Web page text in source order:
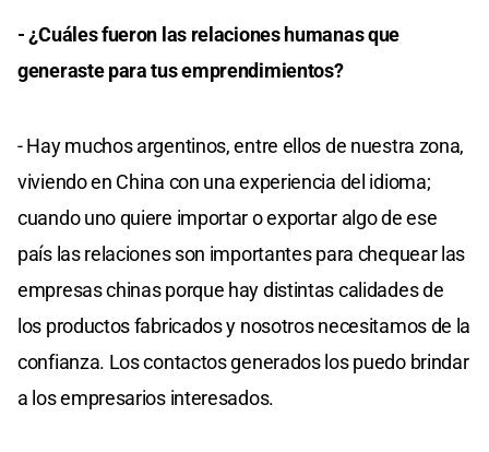
- ¿Cuáles fueron las relaciones humanas que
generaste para tus emprendimientos?
- Hay muchos argentinos, entre ellos de nuestra zona,
viviendo en China con una experiencia del idioma;
cuando uno quiere importar o exportar algo de ese
país las relaciones son importantes para chequear las
empresas chinas porque hay distintas calidades de
los productos fabricados y nosotros necesitamos de la
confianza. Los contactos generados los puedo brindar
a los empresarios interesados.